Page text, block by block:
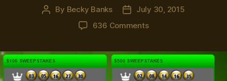
Post
By Becky Banks
Post
date
July 30, 2015
636 Commentson
Numbers
7/29/15